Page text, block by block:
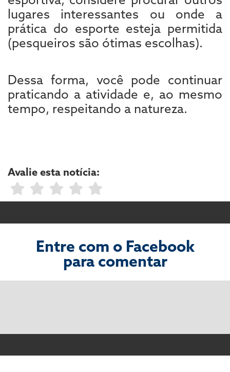
lugares interessantes ou onde a
prática do esporte esteja permitida
(pesqueiros são ótimas escolhas).
Dessa forma, você pode continuar
praticando a atividade e, ao mesmo
tempo, respeitando a natureza.
Avalie esta notícia:
Entre com o Facebook
para comentar